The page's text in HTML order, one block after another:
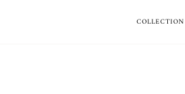
COLLECTION